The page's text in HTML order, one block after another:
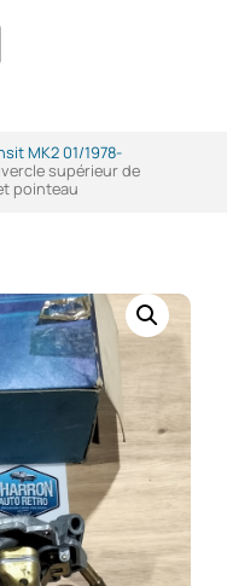
MK2 01/1978-
supérieur de
pointeau